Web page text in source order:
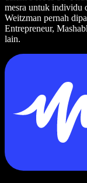
mesra untuk individu
Weitzman pernah
Entrepreneur,
lain.